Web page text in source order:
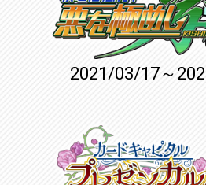
2021/03/17～